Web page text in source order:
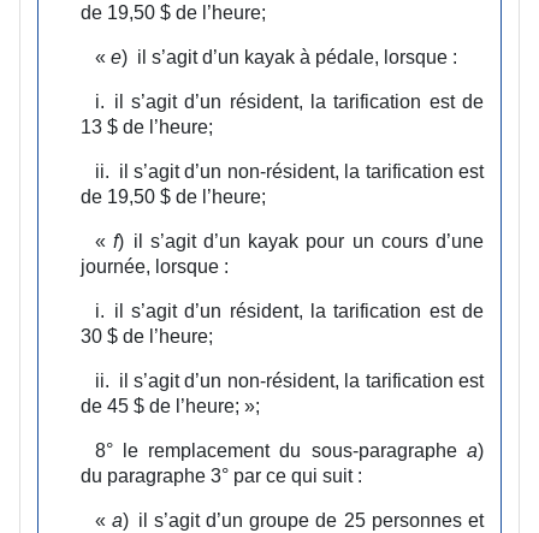
de 19,50 $ de l’heure;
« e) il s’agit d’un kayak à pédale, lorsque :
i. il s’agit d’un résident, la tarification est de
13 $ de l’heure;
ii. il s’agit d’un non‑résident, la tarification est
de 19,50 $ de l’heure;
« f) il s’agit d’un kayak pour un cours d’une
journée, lorsque :
i. il s’agit d’un résident, la tarification est de
30 $ de l’heure;
ii. il s’agit d’un non‑résident, la tarification est
de 45 $ de l’heure; »;
8° le remplacement du sous‑paragraphe a)
du paragraphe 3° par ce qui suit :
« a) il s’agit d’un groupe de 25 personnes et